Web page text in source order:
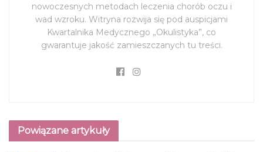
nowoczesnych metodach leczenia chorób oczu i
wad wzroku. Witryna rozwija się pod auspicjami
Kwartalnika Medycznego „Okulistyka”, co
gwarantuje jakość zamieszczanych tu treści.
Powiązane artykuły